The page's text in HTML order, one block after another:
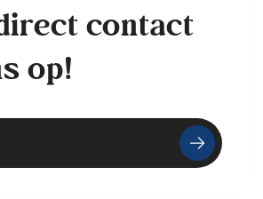
contact
op!